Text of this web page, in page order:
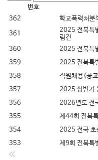
번호
362
학교폭력처분
361
2025 전북특
림건
360
2025 전북특
359
2025 전북특
358
직원채용(공
357
2025 상반기
356
2026년도 전
355
제44회 전북
354
2025 전국 초
353
제9회 전북특